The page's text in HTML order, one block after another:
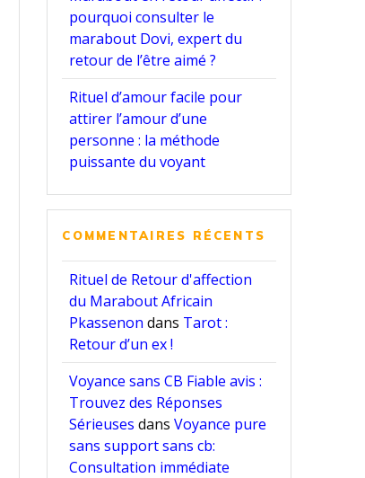
pourquoi consulter le
marabout Dovi, expert du
retour de l’être aimé ?
Rituel d’amour facile pour
attirer l’amour d’une
personne : la méthode
puissante du voyant
COMMENTAIRES RÉCENTS
Rituel de Retour d'affection
du Marabout Africain
Pkassenon dans Tarot :
Retour d’un ex !
Voyance sans CB Fiable avis :
Trouvez des Réponses
Sérieuses dansVoyance pure
sans support sans cb:
Consultation immédiate